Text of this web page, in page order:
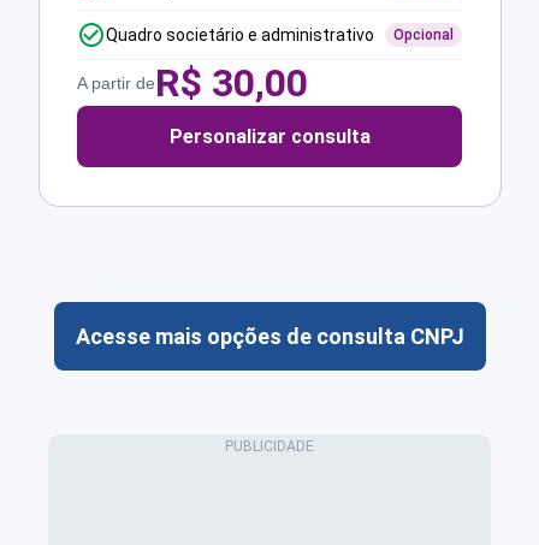
Quadro societário e administrativo Opcional
A partir deR$ 30,00
Personalizar consulta
Acesse mais opções de consulta CNPJ